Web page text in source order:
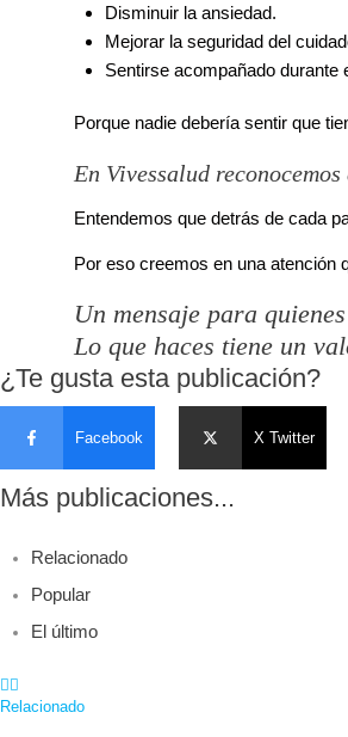
Disminuir la ansiedad.
Mejorar la seguridad del
Sentirse acompañado durante
Porque nadie debería sentir que
En Vivessalud
Entendemos que detrás de cada
Por eso creemos en una atención
Un mensaje para
Lo que haces tiene un
¿Te gusta esta publicación?
Facebook X Twitter
Más publicaciones...
Relacionado
Popular
El último
Relacionado